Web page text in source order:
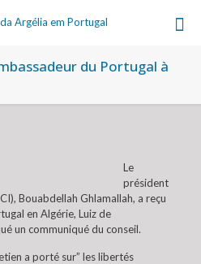
du Portugal à
Le
président
Bouabdellah Ghlamallah, a reçu
en Algérie, Luiz de
un communiqué du conseil.
a porté sur” les libertés